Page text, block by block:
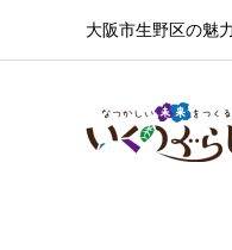
大阪市生野区の魅